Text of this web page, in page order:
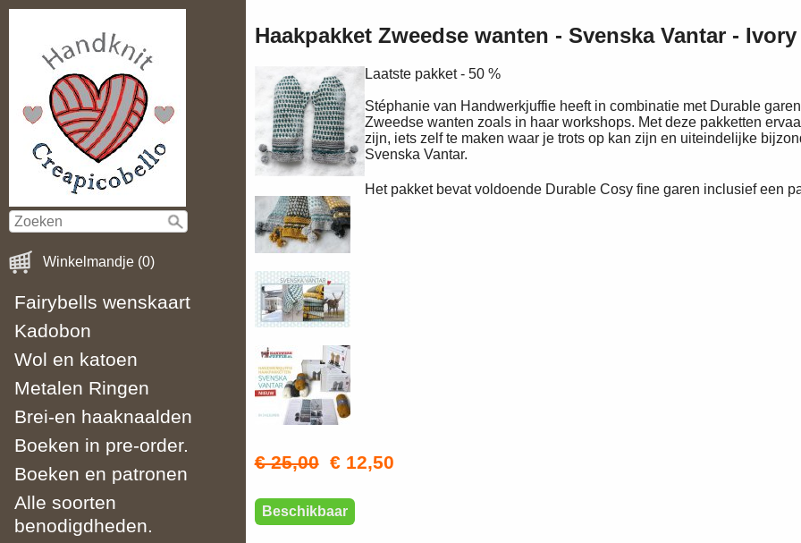
Winkelmandje (0)
Fairybells wenskaart
Kadobon
Wol en katoen
Metalen Ringen
Brei-en haaknaalden
Boeken in pre-order.
Boeken en patronen
Alle soorten
benodigdheden.
Haakpakket Zweedse wanten - Svenska Vantar - Ivory
Laatste pakket - 50 %
Stéphanie van Handwerkjuffie heeft in combinatie met Durable
Zweedse wanten zoals in haar workshops. Met deze pakketten
zijn, iets zelf te maken waar je trots op kan zijn en uiteindelijke
Svenska Vantar.
Het pakket bevat voldoende Durable Cosy fine garen inclusief een
€ 25,00 € 12,50
Beschikbaar